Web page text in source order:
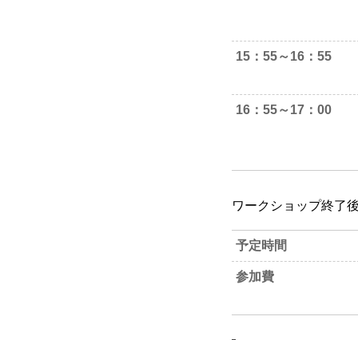
15：55～16：55
16：55～17：00
ワークショップ終了
予定時間
参加費